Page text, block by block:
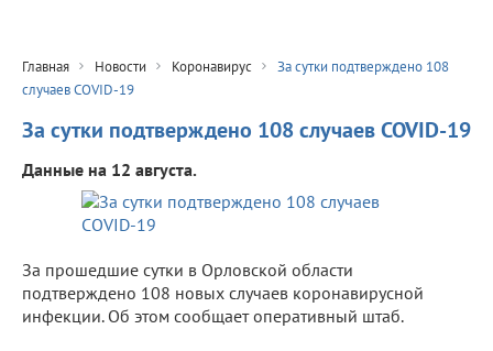
Главная Новости Коронавирус
За сутки подтверждено 108
случаев COVID-19
За сутки подтверждено 108 случаев COVID-19
Данные на 12 августа.
За прошедшие сутки в Орловской области
подтверждено 108 новых случаев коронавирусной
инфекции. Об этом сообщает оперативный штаб.